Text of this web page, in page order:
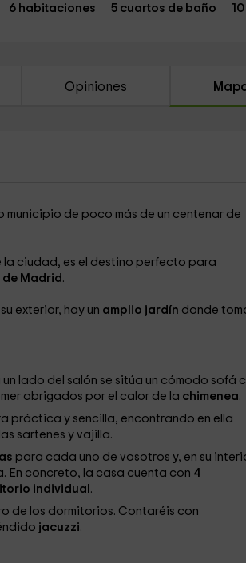
6 habitaciones 5 cuartos de baño
Opiniones
municipio de poco más de un centenar de
la ciudad, es el destino perfecto para
de Madrid.
exterior, hay un amplio jardín donde
lado del salón se sitúa un cómodo sofá
abrigados por el calor de la chimenea.
práctica y sencilla, encontrando en ella
sartenes y vajilla.
para cada uno de vosotros y, en su
En concreto, la casa cuenta con 4
individual .
de los dormitorios. Contaréis con
jacuzzi.